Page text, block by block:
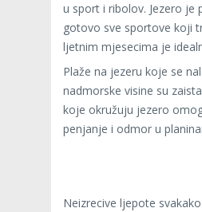
u sport i ribolov. Jezero je
gotovo sve sportove koji
ljetnim mjesecima je
Plaže na jezeru koje se
nadmorske visine su
koje okružuju jezero
penjanje i odmor u
Neizrecive ljepote